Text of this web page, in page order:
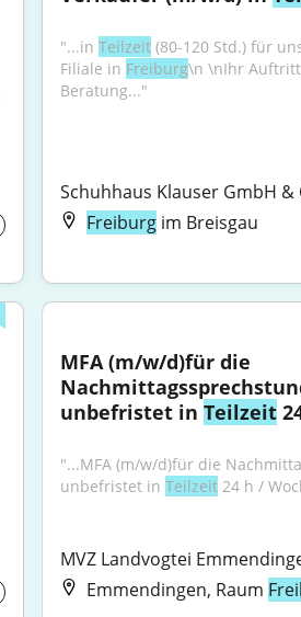
"...in Teilzeit (80-120 Std.) für
Filiale in Freiburg\n \nIhr
Beratung..."
Schuhhaus Klauser GmbH &
Freiburg im Breisgau
MFA (m/w/d)für die
unbefristet in Teilzeit
"...MFA (m/w/d)für die
unbefristet in Teilzeit 24 h /
MVZ Landvogtei
Emmendingen, Raum